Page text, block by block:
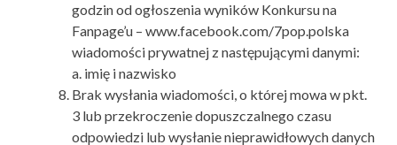
godzin od ogłoszenia wyników Konkursu na
Fanpage’u – www.facebook.com/7pop.polska
wiadomości prywatnej z następującymi danymi:
a. imię i nazwisko
Brak wysłania wiadomości, o której mowa w pkt.
3 lub przekroczenie dopuszczalnego czasu
odpowiedzi lub wysłanie nieprawidłowych danych